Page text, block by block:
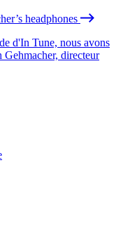
headphones
d'In Tune, nous avons
directeur